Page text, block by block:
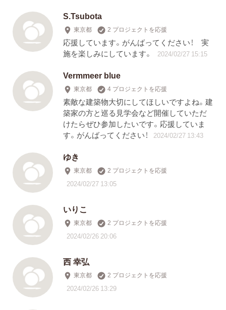
S.Tsubota
東京都 2 プロジェクトを応援
応援しています。がんばってください！ 実
施を楽しみにしています。
2024/02/27 15:15
Vermmeer blue
東京都 4 プロジェクトを応援
素敵な建築物大切にしてほしいですよね。建
築家の方と巡る見学会など開催していただ
けたらぜひ参加したいです。応援していま
す。がんばってください！
2024/02/27 13:43
ゆき
東京都 2 プロジェクトを応援
2024/02/27 13:05
いりこ
東京都 2 プロジェクトを応援
2024/02/26 20:06
西 幸弘
東京都 2 プロジェクトを応援
2024/02/26 13:29